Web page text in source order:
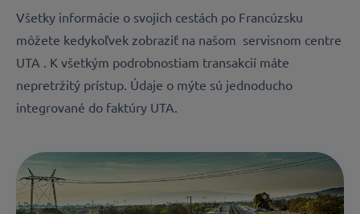
Všetky informácie o svojich cestách po Francúzsku
môžete kedykoľvek zobraziť na našom servisnom centre
UTA . K všetkým podrobnostiam transakcií máte
nepretržitý prístup. Údaje o mýte sú jednoducho
integrované do faktúry UTA.